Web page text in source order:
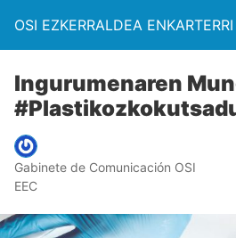
OSI EZKERRALDEA
Ingurumenaren
Gabinete de Comunicación OSI
EEC